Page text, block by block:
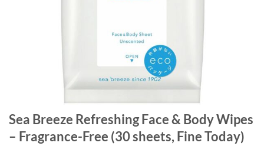
Sea Breeze Refreshing Face & Body Wipes
– Fragrance-Free (30 sheets, Fine Today)